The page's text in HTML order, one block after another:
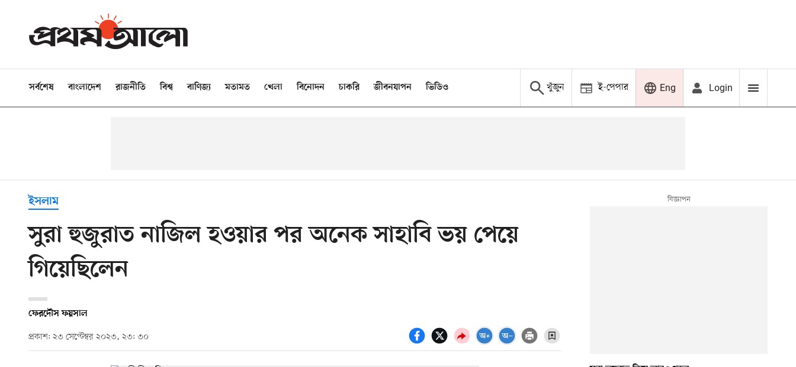
সর্বশেষ বাংলাদেশ রাজনীতি বিশ্ব বাণিজ্য মতামত খেলা বিনোদন চাকরি জীবনযাপন ভিডিও খুঁজুন ই-পেপার Eng Login
ইসলাম
সুরা হুজুরাত নাজিল হওয়ার পর অনেক সাহাবি ভয় পেয়ে
গিয়েছিলেন
ফেরদৌস ফয়সাল
প্রকাশ: ২৩ সেপ্টেম্বর ২০২৩, ২৩: ৩০